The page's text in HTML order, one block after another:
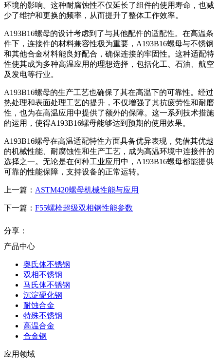
环境的影响。这种耐腐蚀性不仅延长了组件的使用寿命，也减
少了维护和更换的频率，从而提升了整体工作效率。
A193B16螺母的设计考虑到了与其他配件的适配性。在高温条
件下，连接件的材料兼容性极为重要，A193B16螺母与不锈钢
和其他合金材料能良好配合，确保连接的牢固性。这种适配特
性使其成为多种高温应用的理想选择，包括化工、石油、航空
及发电等行业。
A193B16螺母的生产工艺也确保了其在高温下的可靠性。经过
热处理和表面处理工艺的提升，不仅增强了其抗疲劳性和耐磨
性，也为在高温应用中提供了额外的保障。这一系列技术措施
的运用，使得A193B16螺母能够达到预期的使用效果。
A193B16螺母在高温适配特性方面具备优异表现，凭借其优越
的机械性能、耐腐蚀性和生产工艺，成为高温环境中连接件的
选择之一。无论是在何种工业应用中，A193B16螺母都能提供
可靠的性能保障，支持设备的正常运转。
上一篇： ASTM420螺母机械性能与应用
下一篇： F55螺栓超级双相钢性能参数
分享：
产品中心
奥氏体不锈钢
双相不锈钢
马氏体不锈钢
沉淀硬化钢
耐蚀合金
特殊不锈钢
高温合金
合金钢
应用领域